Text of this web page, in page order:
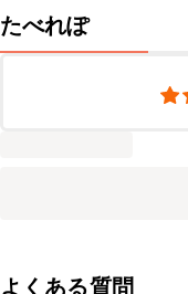
たべれぽ
よくある質問